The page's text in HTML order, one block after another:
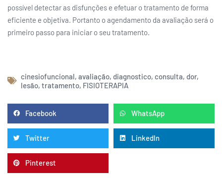
possível detectar as disfunções e efetuar o tratamento de forma
eficiente e objetiva. Portanto o agendamento da avaliação será o
primeiro passo para iniciar o seu tratamento.
cinesiofuncional, avaliação, diagnostico, consulta, dor,
lesão, tratamento, FISIOTERAPIA
Facebook WhatsApp
Twitter LinkedIn
Pinterest